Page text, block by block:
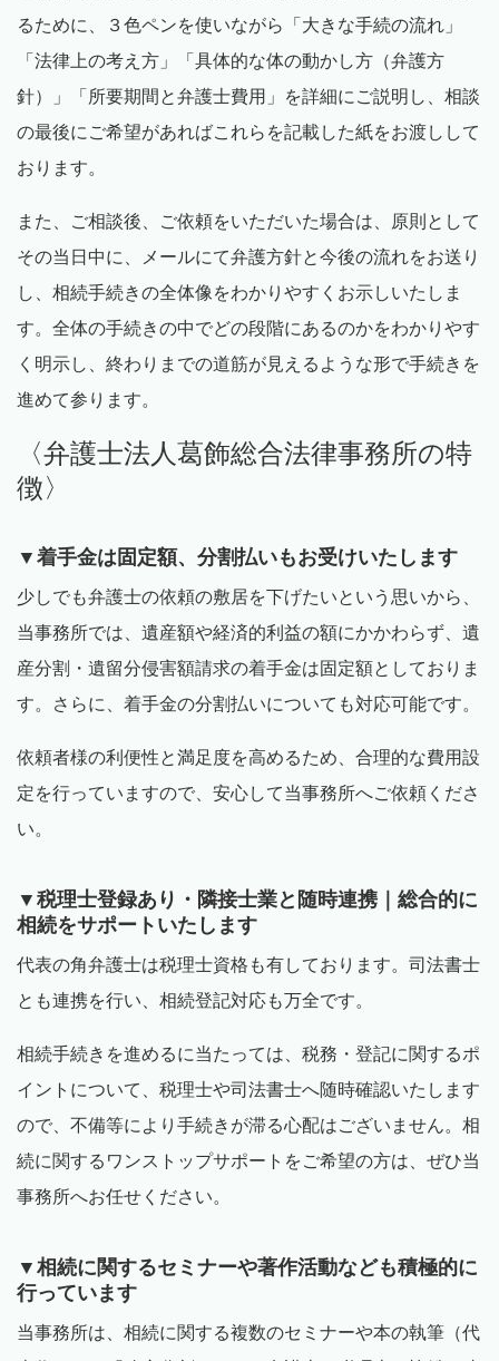
るために、３色ペンを使いながら「大きな手続の流れ」
「法律上の考え方」「具体的な体の動かし方（弁護方
針）」「所要期間と弁護士費用」を詳細にご説明し、相談
の最後にご希望があればこれらを記載した紙をお渡しして
おります。
また、ご相談後、ご依頼をいただいた場合は、原則として
その当日中に、メールにて弁護方針と今後の流れをお送り
し、相続手続きの全体像をわかりやすくお示しいたしま
す。全体の手続きの中でどの段階にあるのかをわかりやす
く明示し、終わりまでの道筋が見えるような形で手続きを
進めて参ります。
〈弁護士法人葛飾総合法律事務所の特
徴〉
▼着手金は固定額、分割払いもお受けいたします
少しでも弁護士の依頼の敷居を下げたいという思いから、
当事務所では、遺産額や経済的利益の額にかかわらず、遺
産分割・遺留分侵害額請求の着手金は固定額としておりま
す。さらに、着手金の分割払いについても対応可能です。
依頼者様の利便性と満足度を高めるため、合理的な費用設
定を行っていますので、安心して当事務所へご依頼くださ
い。
▼税理士登録あり・隣接士業と随時連携｜総合的に
相続をサポートいたします
代表の角弁護士は税理士資格も有しております。司法書士
とも連携を行い、相続登記対応も万全です。
相続手続きを進めるに当たっては、税務・登記に関するポ
イントについて、税理士や司法書士へ随時確認いたします
ので、不備等により手続きが滞る心配はございません。相
続に関するワンストップサポートをご希望の方は、ぜひ当
事務所へお任せください。
▼相続に関するセミナーや著作活動なども積極的に
行っています
当事務所は、相続に関する複数のセミナーや本の執筆（代